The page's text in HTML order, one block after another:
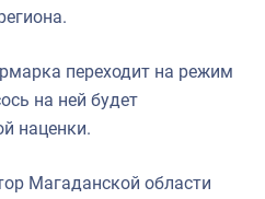
переходит на режим
на ней будет
наценки.
Магаданской области